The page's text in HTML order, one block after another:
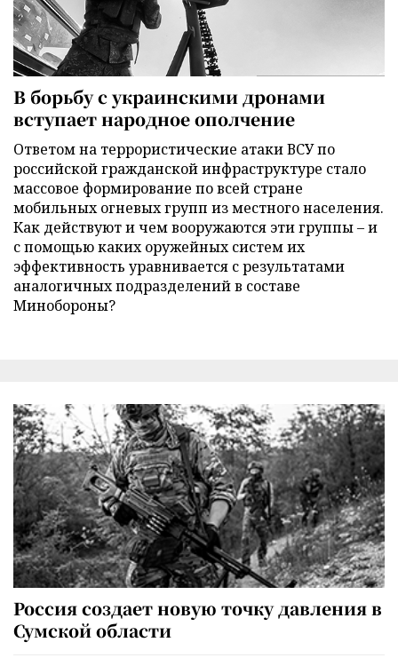
В борьбу с украинскими дронами
вступает народное ополчение
Ответом на террористические атаки ВСУ по
российской гражданской инфраструктуре стало
массовое формирование по всей стране
мобильных огневых групп из местного населения.
Как действуют и чем вооружаются эти группы – и
с помощью каких оружейных систем их
эффективность уравнивается с результатами
аналогичных подразделений в составе
Минобороны?
Россия создает новую точку давления в
Сумской области